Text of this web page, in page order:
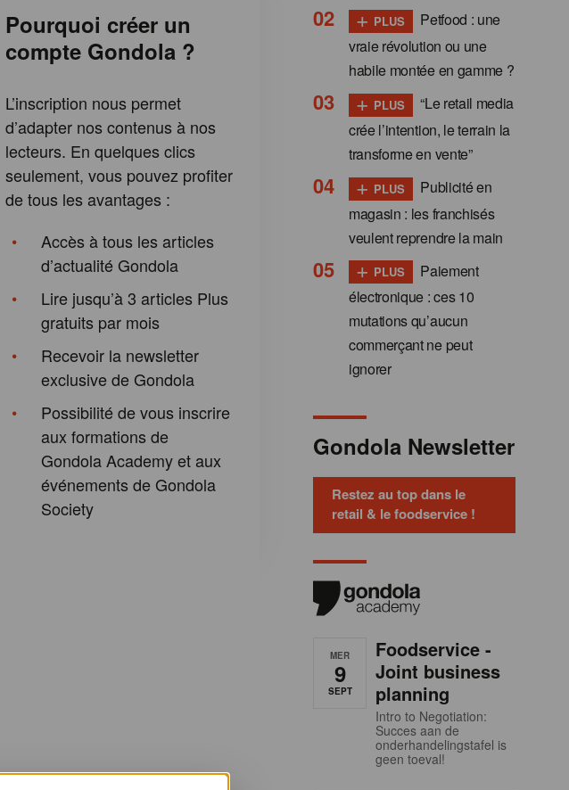
Pourquoi créer un
compte Gondola ?
L’inscription nous permet
d’adapter nos contenus à nos
lecteurs. En quelques clics
seulement, vous pouvez profiter
de tous les avantages :
Accès à tous les articles
d’actualité Gondola
Lire jusqu’à 3 articles Plus
gratuits par mois
Recevoir la newsletter
exclusive de Gondola
Possibilité de vous inscrire
aux formations de
Gondola Academy et aux
événements de Gondola
Society
+ PLUS
Petfood : une
vraie révolution ou une
habile montée en gamme ?
+ PLUS
“Le retail media
crée l’intention, le terrain la
transforme en vente”
+ PLUS
Publicité en
magasin : les franchisés
veulent reprendre la main
+ PLUS
Paiement
électronique : ces 10
mutations qu’aucun
commerçant ne peut
ignorer
Gondola Newsletter
Restez au top dans le
retail & le foodservice !
MER
9
SEPT
Foodservice -
Joint business
planning
Intro to Negotiation:
Succes aan de
onderhandelingstafel is
geen toeval!